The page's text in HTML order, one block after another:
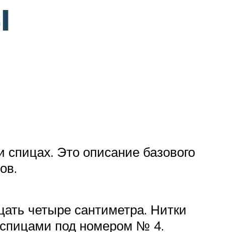
Это описание базового
четыре сантиметра. Нитки
спицами под номером № 4.